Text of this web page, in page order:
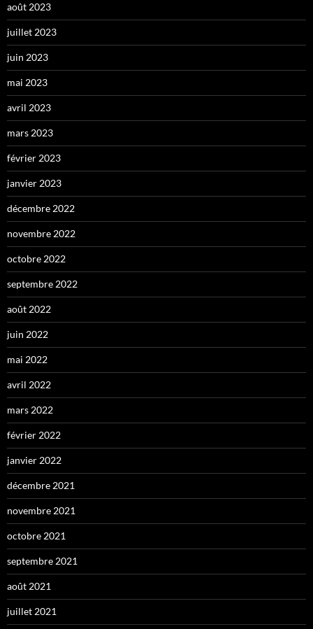
août 2023
juillet 2023
juin 2023
mai 2023
avril 2023
mars 2023
février 2023
janvier 2023
décembre 2022
novembre 2022
octobre 2022
septembre 2022
août 2022
juin 2022
mai 2022
avril 2022
mars 2022
février 2022
janvier 2022
décembre 2021
novembre 2021
octobre 2021
septembre 2021
août 2021
juillet 2021